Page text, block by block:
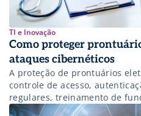
TI e Inovação
Como proteger
ataques cibernéticos
A proteção de prontuários
controle de acesso,
regulares, treinamento de
segurança.